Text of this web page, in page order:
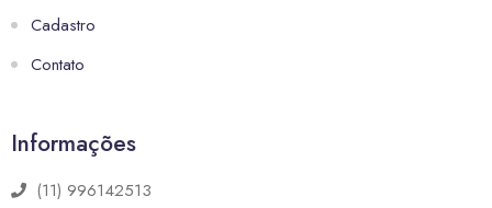
Cadastro
Contato
Informações
(11) 996142513